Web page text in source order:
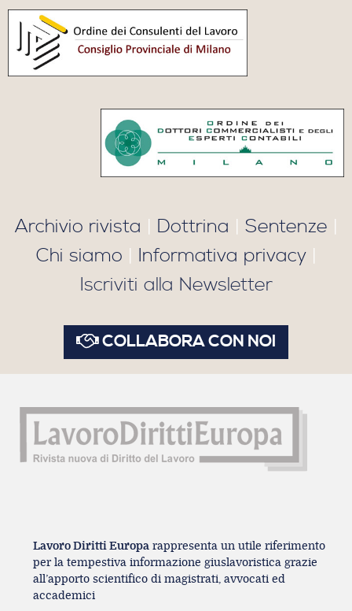
Archivio rivista | Dottrina | Sentenze |
Chi siamo | Informativa privacy|
Iscriviti alla Newsletter
COLLABORA CON NOI
Lavoro Diritti Europa rappresenta un utile riferimento
per la tempestiva informazione giuslavoristica grazie
all’apporto scientifico di magistrati, avvocati ed
accademici